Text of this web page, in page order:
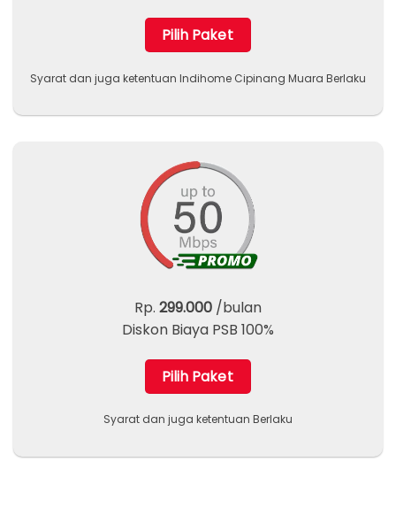
Pilih Paket
Syarat dan juga ketentuan Indihome Cipinang Muara Berlaku
Rp. 299.000 /bulan
Diskon Biaya PSB 100%
Pilih Paket
Syarat dan juga ketentuan Berlaku